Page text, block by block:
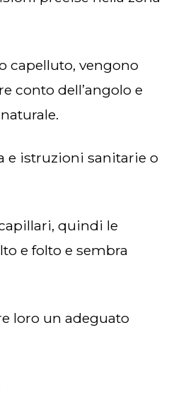
conto dell’angolo e
e folto e sembra